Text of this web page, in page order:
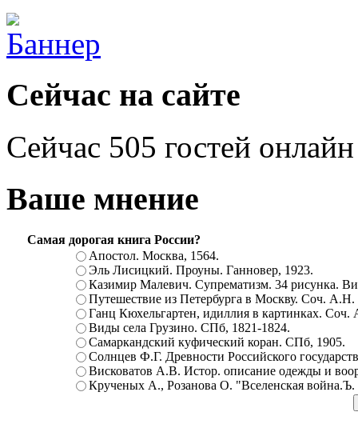
Сейчас на сайте
Сейчас 505 гостей онлайн
Ваше мнение
Самая дорогая книга России?
Апостол. Москва, 1564.
Эль Лисицкий. Проуны. Ганновер, 1923.
Казимир Малевич. Супрематизм. 34 рисунка.
Путешествие из Петербурга в Москву. Соч.
Ганц Кюхельгартен, идиллия в картинках.
Виды села Грузино. СПб, 1821-1824.
Самаркандский куфический коран. СПб, 1905.
Солнцев Ф.Г. Древности Российского
Висковатов А.В. Истор. описание одежды и
Крученых А., Розанова О. "Вселенская